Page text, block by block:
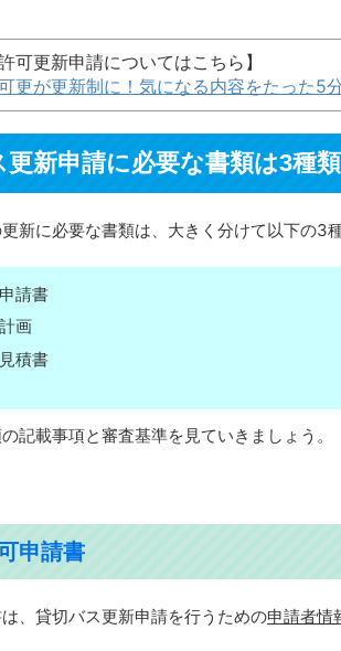
可更新申請についてはこちら】
更が更新制に！気になる内容をたった5
更新申請に必要な書類は3種類
新に必要な書類は、大きく分けて以下の3種
請書
画
積書
記載事項と審査基準を見ていきましょう。
申請書
、貸切バス更新申請を行うための申請者情